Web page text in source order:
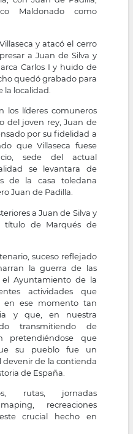
Maldonado como
y atacó el cerro
a Juan de Silva y
Carlos I y huido de
quedó grabado para
la localidad.
los líderes comuneros
del joven rey, Juan de
por su fidelidad a
que Villaseca fuese
sede del actual
se levantara de
de la casa toledana
Juan de Padilla.
a Juan de Silva y
título de Marqués de
suceso reflejado
la guerra de las
el Ayuntamiento de la
actividades que
en ese momento tan
y que, en nuestra
transmitiendo de
pretendiéndose que
su pueblo fue un
de la contienda
de España.
rutas, jornadas
recreaciones
crucial hecho en